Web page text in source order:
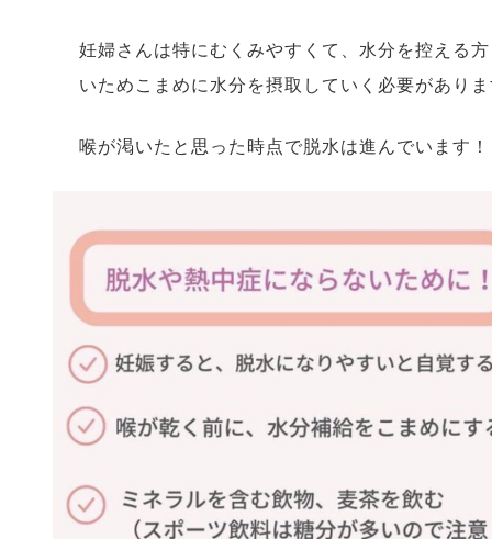
妊婦さんは特にむくみやすくて、水分を控える
いためこまめに水分を摂取していく必要があり
喉が渇いたと思った時点で脱水は進んでいます！